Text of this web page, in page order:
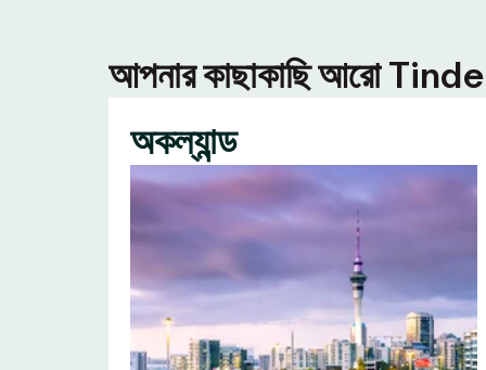
আপনার কাছাকাছি আরো
অকল্যান্ড